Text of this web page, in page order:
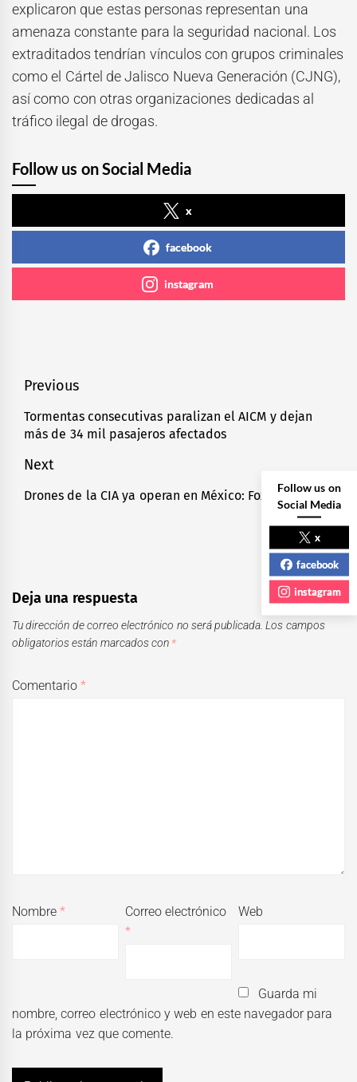
explicaron que estas personas representan una
amenaza constante para la seguridad nacional. Los
extraditados tendrían vínculos con grupos criminales
como el Cártel de Jalisco Nueva Generación (CJNG),
así como con otras organizaciones dedicadas al
tráfico ilegal de drogas.
Follow us on Social Media
x
facebook
instagram
Navegación
de
entradas
Previous
Previous
post:
Tormentas consecutivas paralizan el AICM y dejan
más de 34 mil pasajeros afectados
Next
Next
Drones de la CIA ya operan en México: Fox News
Deja una respuesta
Tu dirección de correo electrónico no será publicada. Los campos
obligatorios están marcados con *
Comentario*
Nombre*
Correo electrónico
*
Web
Guarda mi
nombre, correo electrónico y web en este navegador para
la próxima vez que comente.
Follow us on
Social Media
x
facebook
instagram